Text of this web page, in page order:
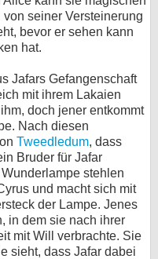
seiner Versteinerung
bevor er sehen kann
hat.
Jafars Gefangenschaft
mit ihrem Lakaien
doch jener entkommt
Nach diesen
Tweedledum, dass
Bruder für Jafar
stehlen
und macht sich mit
der Lampe. Jenes
in dem sie nach ihrer
mit Will verbrachte. Sie
sieht, dass Jafar dabei